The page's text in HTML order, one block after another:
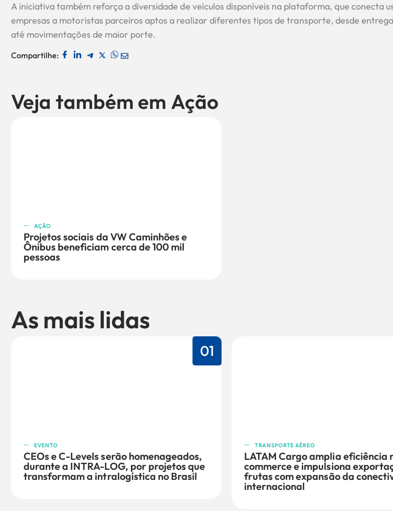
A iniciativa também reforça a diversidade de veículos disponíveis na plataforma, que conecta
empresas a motoristas parceiros aptos a realizar diferentes tipos de transporte, desde
até movimentações de maior porte.
Compartilhe:
Veja também em Ação
AÇÃO
Projetos sociais da VW Caminhões e
Ônibus beneficiam cerca de 100 mil
pessoas
As mais lidas
01
EVENTO
CEOs e C-Levels serão homenageados,
durante a INTRA-LOG, por projetos que
transformam a intralogística no Brasil
TRANSPORTE AÉREO
LATAM Cargo amplia eficiência
commerce e impulsiona
frutas com expansão da
internacional